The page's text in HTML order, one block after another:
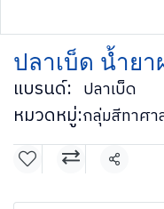
ปลาเบ็ด น้ำยา
แบรนด์: ปลาเบ็ด
หมวดหมู่:กลุ่มสีทาศ
แชร์